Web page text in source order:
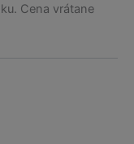
Cena vrátane